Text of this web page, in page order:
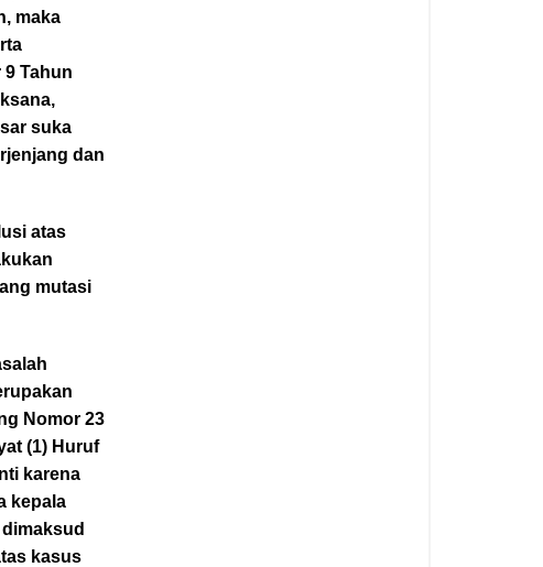
maka
Tahun
suka
dan
atas
mutasi
Nomor 23
(1) Huruf
karena
kepala
kasus